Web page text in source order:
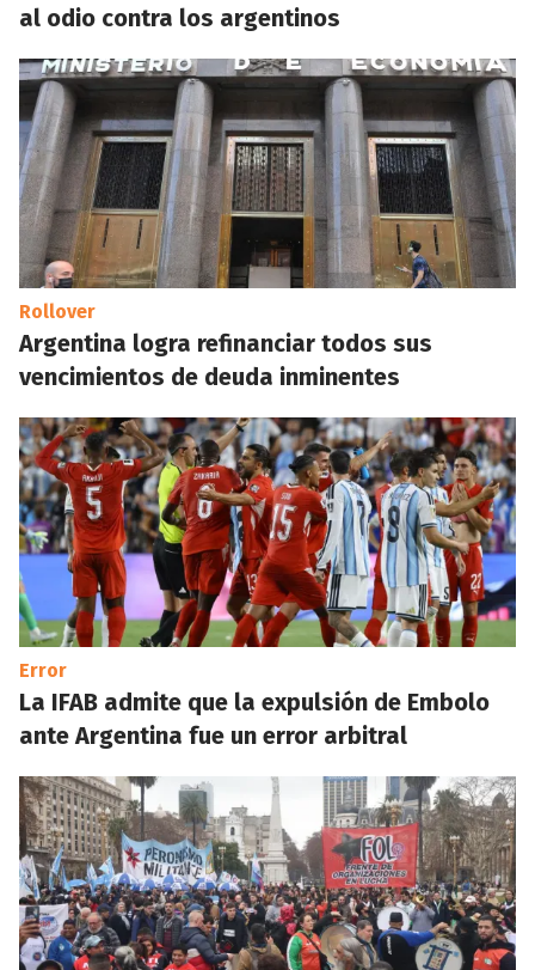
al odio contra los argentinos
Rollover
Argentina logra refinanciar todos sus
vencimientos de deuda inminentes
Error
La IFAB admite que la expulsión de Embolo
ante Argentina fue un error arbitral